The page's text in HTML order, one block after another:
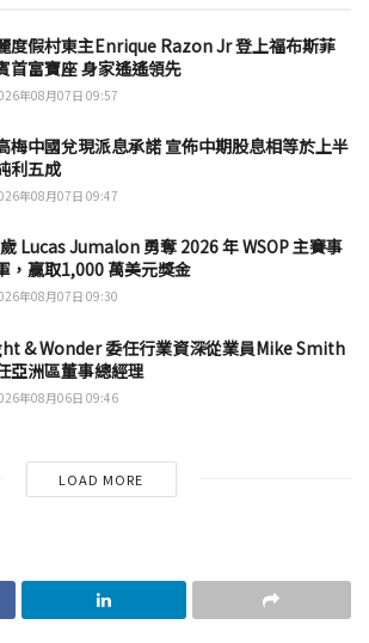
度假村東主Enrique Razon Jr 登上福布斯菲
首富寶座 身家遙遙領先
年08月07日 09:57
梅中國兌現派息承諾 宣佈中期股息相等於上半
利五成
年08月07日 09:47
Lucas Jumalon 勇奪 2026 年 WSOP 主賽事
，贏取1,000 萬美元獎金
年08月07日 09:30
& Wonder 委任行業資深從業員Mike Smith
亞洲區董事總經理
年08月06日 09:46
LOAD MORE